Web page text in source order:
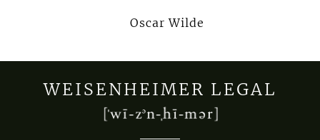
Oscar Wilde
WEISENHEIMER LEGAL